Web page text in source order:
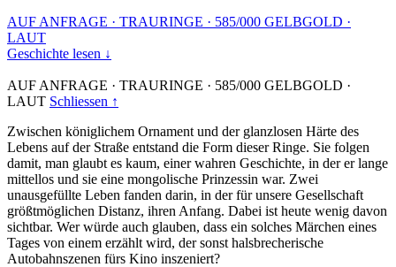
AUF ANFRAGE · TRAURINGE · 585/000 GELBGOLD ·
LAUT
Geschichte lesen ↓
AUF ANFRAGE · TRAURINGE · 585/000 GELBGOLD ·
LAUT Schliessen ↑
Zwischen königlichem Ornament und der glanzlosen Härte des
Lebens auf der Straße entstand die Form dieser Ringe. Sie folgen
damit, man glaubt es kaum, einer wahren Geschichte, in der er lange
mittellos und sie eine mongolische Prinzessin war. Zwei
unausgefüllte Leben fanden darin, in der für unsere Gesellschaft
größtmöglichen Distanz, ihren Anfang. Dabei ist heute wenig davon
sichtbar. Wer würde auch glauben, dass ein solches Märchen eines
Tages von einem erzählt wird, der sonst halsbrecherische
Autobahnszenen fürs Kino inszeniert?